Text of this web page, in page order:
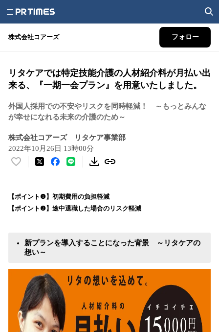
株式会社コアーズ フォロー
リタケアでは特定技能介護の人材紹介料が月払い出
来る、『一期一会プラン』を用意いたしました。
外国人採用での不安やリスクを同時軽減！ ～もっとみんな
が幸せになれる未来の介護のため～
株式会社コアーズ リタケア事業部
2022年10月26日 13時00分
い
！
数
中
【ポイント❶】初期費用の負担軽減
【ポイント❷】途中退職した場合のリスク軽減
新プランを導入することになった背景 ～リタケアの
想い～